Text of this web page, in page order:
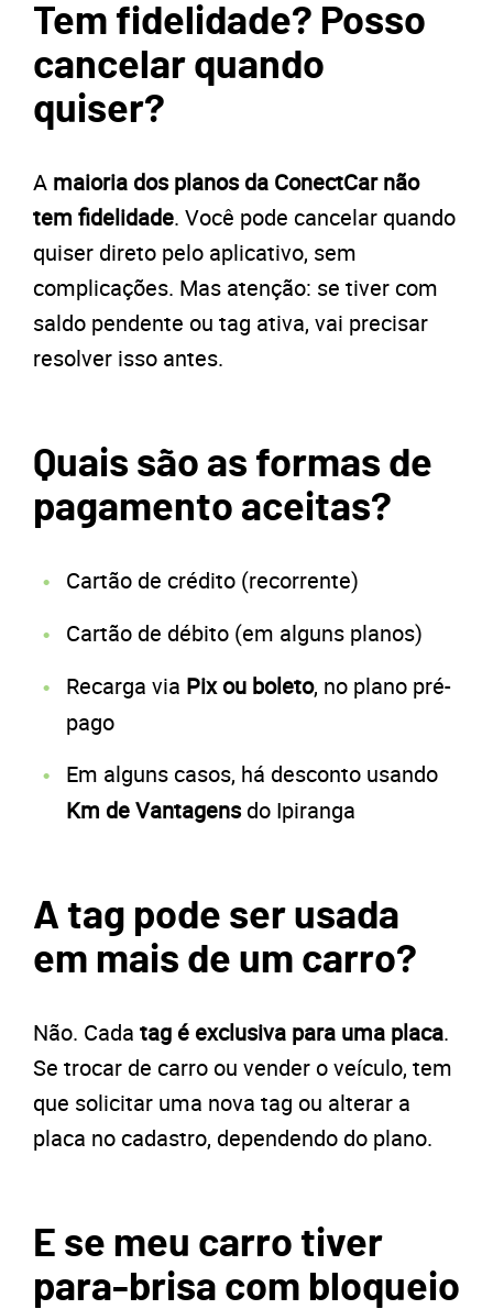
Tem fidelidade? Posso
cancelar quando
quiser?
A maioria dos planos da ConectCar não
tem fidelidade. Você pode cancelar quando
quiser direto pelo aplicativo, sem
complicações. Mas atenção: se tiver com
saldo pendente ou tag ativa, vai precisar
resolver isso antes.
Quais são as formas de
pagamento aceitas?
Cartão de crédito (recorrente)
Cartão de débito (em alguns planos)
Recarga via Pix ou boleto, no plano pré-
pago
Em alguns casos, há desconto usando
Km de Vantagensdo Ipiranga
A tag pode ser usada
em mais de um carro?
Não. Cada tag é exclusiva para uma placa.
Se trocar de carro ou vender o veículo, tem
que solicitar uma nova tag ou alterar a
placa no cadastro, dependendo do plano.
E se meu carro tiver
para-brisa com bloqueio